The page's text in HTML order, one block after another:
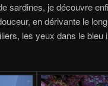
sardines, je découvre
en dérivante le
les yeux dans le bleu